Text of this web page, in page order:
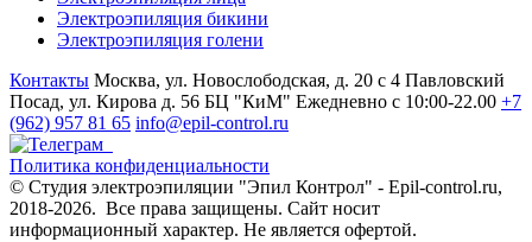
Электроэпиляция бикини
Электроэпиляция голени
Контакты Москва, ул. Новослободская, д. 20 с 4 Павловский
Посад, ул. Кирова д. 56 БЦ "КиМ" Ежедневно с 10:00-22.00 +7
(962) 957 81 65 info@epil-control.ru
Политика конфиденциальности
© Студия электроэпиляции "Эпил Контрол" - Epil-control.ru,
2018-2026. Все права защищены. Сайт носит
информационный характер. Не является офертой.